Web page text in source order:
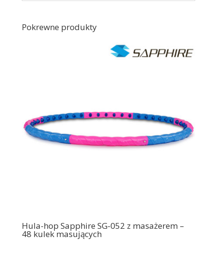
Pokrewne produkty
Hula-hop Sapphire SG-052 z masażerem –
48 kulek masujących